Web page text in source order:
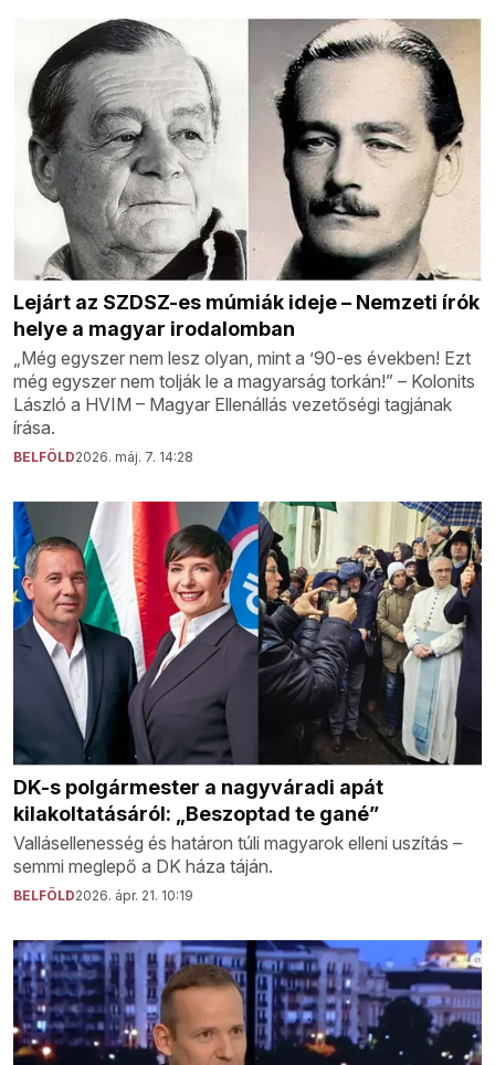
Lejárt az SZDSZ-es múmiák ideje – Nemzeti írók
helye a magyar irodalomban
„Még egyszer nem lesz olyan, mint a ’90-es években! Ezt
még egyszer nem tolják le a magyarság torkán!” – Kolonits
László a HVIM – Magyar Ellenállás vezetőségi tagjának
írása.
BELFÖLD2026. máj. 7. 14:28
DK-s polgármester a nagyváradi apát
kilakoltatásáról: „Beszoptad te gané”
Vallásellenesség és határon túli magyarok elleni uszítás –
semmi meglepő a DK háza táján.
BELFÖLD2026. ápr. 21. 10:19